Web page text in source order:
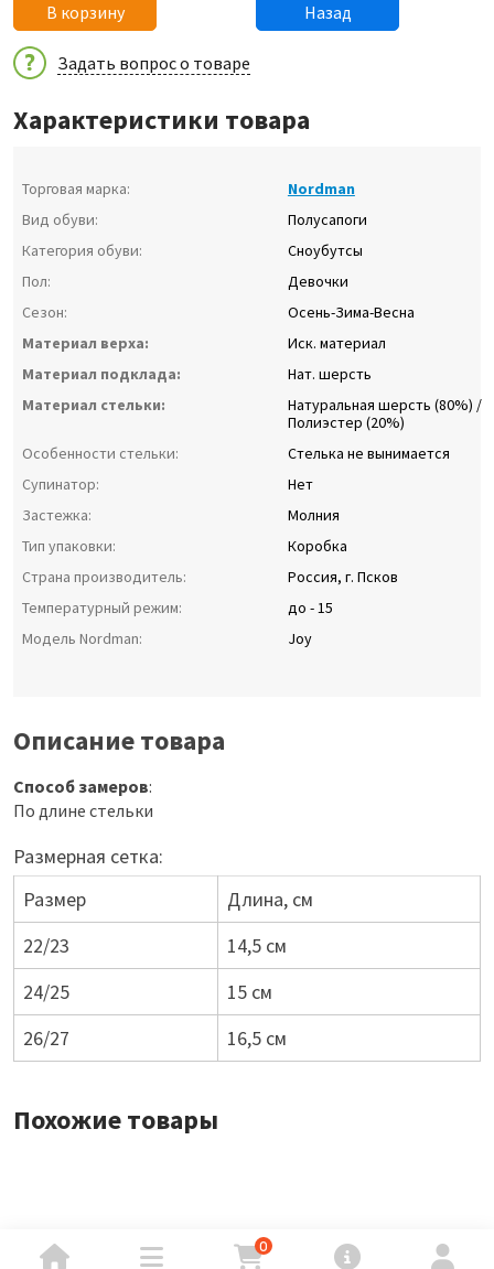
В корзину Назад
Задать вопрос о товаре
Характеристики товара
Торговая марка:
Nordman
Вид обуви:
Полусапоги
Категория обуви:
Сноубутсы
Пол:
Девочки
Сезон:
Осень-Зима-Весна
Материал верха:
Иск. материал
Материал подклада:
Нат. шерсть
Материал стельки:
Натуральная шерсть (80%) /
Полиэстер (20%)
Особенности стельки:
Стелька не вынимается
Супинатор:
Нет
Застежка:
Молния
Тип упаковки:
Коробка
Страна производитель:
Россия, г. Псков
Температурный режим:
до - 15
Модель Nordman:
Joy
Описание товара
Способ замеров:
По длине стельки
Размерная сетка:
Размер
Длина, см
22/23
14,5 см
24/25
15 см
26/27
16,5 см
Похожие товары
0